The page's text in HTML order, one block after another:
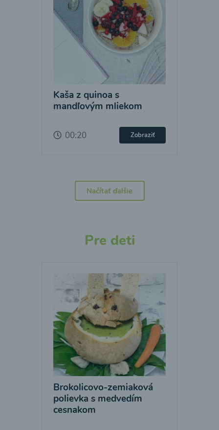
Kaša z quinoa s
mandľovým mliekom
00:20 Zobraziť
Načítať ďalšie
Pre deti
Brokolicovo-zemiaková
polievka s medvedím
cesnakom